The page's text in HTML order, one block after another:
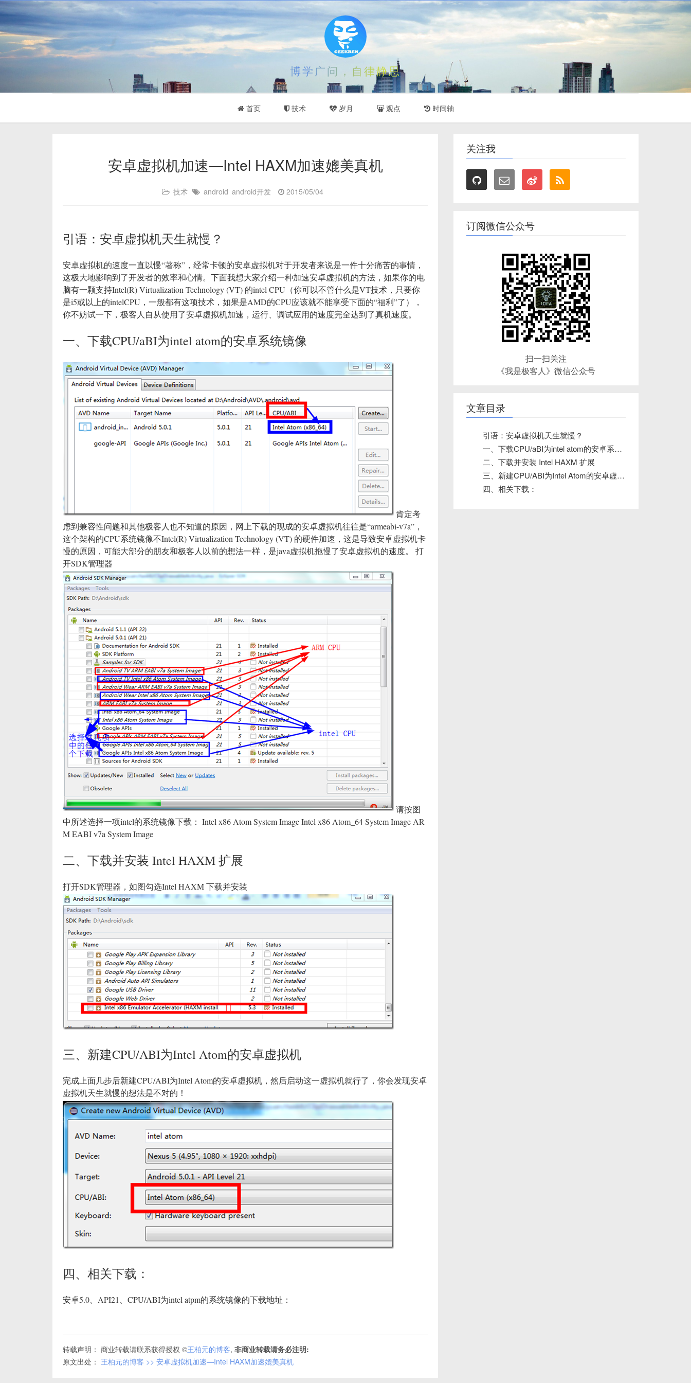
博学广问，自律静思
首页 技术 岁月 观点 时间轴
安卓虚拟机加速—Intel HAXM加速媲美真机
技术 android android开发 2015/05/04
引语：安卓虚拟机天生就慢？
安卓虚拟机的速度一直以慢“著称”，经常卡顿的安卓虚拟机对于开发者来说是一件十分痛苦的事情，
这极大地影响到了开发者的效率和心情。下面我想大家介绍一种加速安卓虚拟机的方法，如果你的电
脑有一颗支持Intel(R) Virtualization Technology (VT) 的intel CPU（你可以不管什么是VT技术，只要你
是i5或以上的intelCPU，一般都有这项技术，如果是AMD的CPU应该就不能享受下面的“福利”了），
你不妨试一下，极客人自从使用了安卓虚拟机加速，运行、调试应用的速度完全达到了真机速度。
一、下载CPU/aBI为intel atom的安卓系统镜像
肯定考
虑到兼容性问题和其他极客人也不知道的原因，网上下载的现成的安卓虚拟机往往是“armeabi-v7a”，
这个架构的CPU系统镜像不Intel(R) Virtualization Technology (VT) 的硬件加速，这是导致安卓虚拟机卡
慢的原因，可能大部分的朋友和极客人以前的想法一样，是java虚拟机拖慢了安卓虚拟机的速度。 打
开SDK管理器
请按图
中所述选择一项intel的系统镜像下载： Intel x86 Atom System Image Intel x86 Atom_64 System Image AR
M EABI v7a System Image
二、下载并安装 Intel HAXM 扩展
打开SDK管理器，如图勾选Intel HAXM 下载并安装
三、新建CPU/ABI为Intel Atom的安卓虚拟机
完成上面几步后新建CPU/ABI为Intel Atom的安卓虚拟机，然后启动这一虚拟机就行了，你会发现安卓
虚拟机天生就慢的想法是不对的！
四、相关下载：
安卓5.0、API21、CPU/ABI为intel atpm的系统镜像的下载地址：
转载声明： 商业转载请联系获得授权 ©王柏元的博客, 非商业转载请务必注明:
原文出处： 王柏元的博客 >> 安卓虚拟机加速—Intel HAXM加速媲美真机
关注我
订阅微信公众号
扫一扫关注
《我是极客人》微信公众号
文章目录
引语：安卓虚拟机天生就慢？
一、下载CPU/aBI为intel atom的安卓系统镜像
二、下载并安装 Intel HAXM 扩展
三、新建CPU/ABI为Intel Atom的安卓虚拟机
四、相关下载：